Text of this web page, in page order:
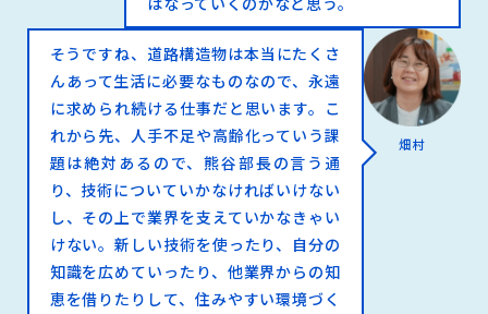
畑村
そうですね、道路構造物は本当にたくさ
んあって生活に必要なものなので、永遠
に求められ続ける仕事だと思います。こ
れから先、人手不足や高齢化っていう課
題は絶対あるので、熊谷部長の言う通
り、技術についていかなければいけない
し、その上で業界を支えていかなきゃい
けない。新しい技術を使ったり、自分の
知識を広めていったり、他業界からの知
恵を借りたりして、住みやすい環境づく